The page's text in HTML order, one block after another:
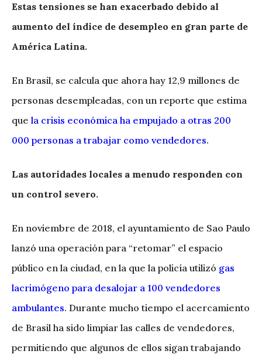
Estas tensiones se han exacerbado debido al
aumento del índice de desempleo en gran parte de
América Latina.
En Brasil, se calcula que ahora hay 12,9 millones de
personas desempleadas, con un reporte que estima
que la crisis económica ha empujado a otras 200
000 personas a trabajar como vendedores.
Las autoridades locales a menudo responden con
un control severo.
En noviembre de 2018, el ayuntamiento de Sao Paulo
lanzó una operación para “retomar” el espacio
público en la ciudad, en la que la policía utilizó gas
lacrimógeno para desalojar a 100 vendedores
ambulantes. Durante mucho tiempo el acercamiento
de Brasil ha sido limpiar las calles de vendedores,
permitiendo que algunos de ellos sigan trabajando